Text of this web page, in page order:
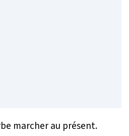
marcher au présent.